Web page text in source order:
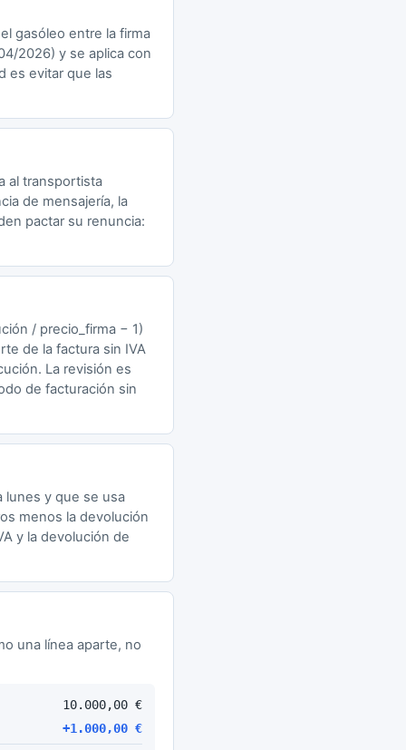
gasóleo entre la firma
2026) y se aplica con
es evitar que las
al transportista
de mensajería, la
pactar su renuncia:
/ precio_firma − 1)
de la factura sin IVA
La revisión es
de facturación sin
lunes y que se usa
menos la devolución
y la devolución de
una línea aparte, no
10.000,00 €
+1.000,00 €